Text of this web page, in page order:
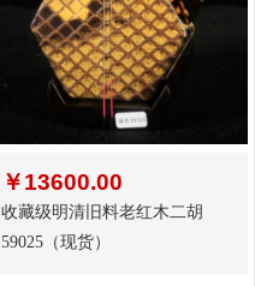
￥13600.00
收藏级明清旧料老红木二胡
59025（现货）